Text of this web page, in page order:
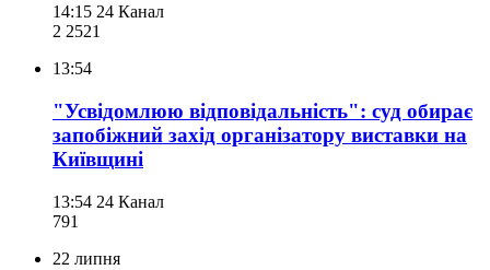
14:15 24 Канал
2 2521
13:54
"Усвідомлюю відповідальність": суд обирає
запобіжний захід організатору виставки на
Київщині
13:54 24 Канал
791
22 липня